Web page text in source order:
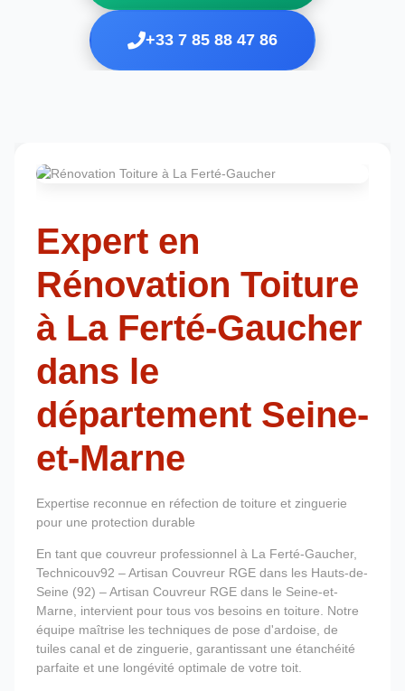
+33 7 85 88 47 86
Expert en
Rénovation Toiture
à La Ferté-Gaucher
dans le
département Seine-
et-Marne
Expertise reconnue en réfection de toiture et zinguerie
pour une protection durable
En tant que couvreur professionnel à La Ferté-Gaucher,
Technicouv92 – Artisan Couvreur RGE dans les Hauts-de-
Seine (92) – Artisan Couvreur RGE dans le Seine-et-
Marne, intervient pour tous vos besoins en toiture. Notre
équipe maîtrise les techniques de pose d'ardoise, de
tuiles canal et de zinguerie, garantissant une étanchéité
parfaite et une longévité optimale de votre toit.